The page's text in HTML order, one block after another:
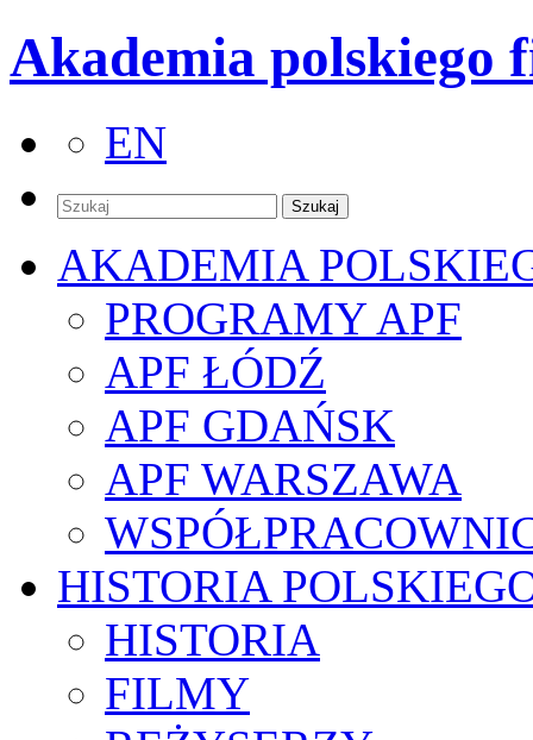
Akademia polskiego
EN
AKADEMIA
PROGRAMY APF
APF ŁÓDŹ
APF GDAŃSK
APF WARSZAWA
HISTORIA
HISTORIA
FILMY